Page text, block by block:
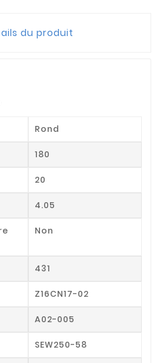
du produit
Rond
180
20
4.05
Non
431
Z16CN17-02
A02-005
SEW250-58